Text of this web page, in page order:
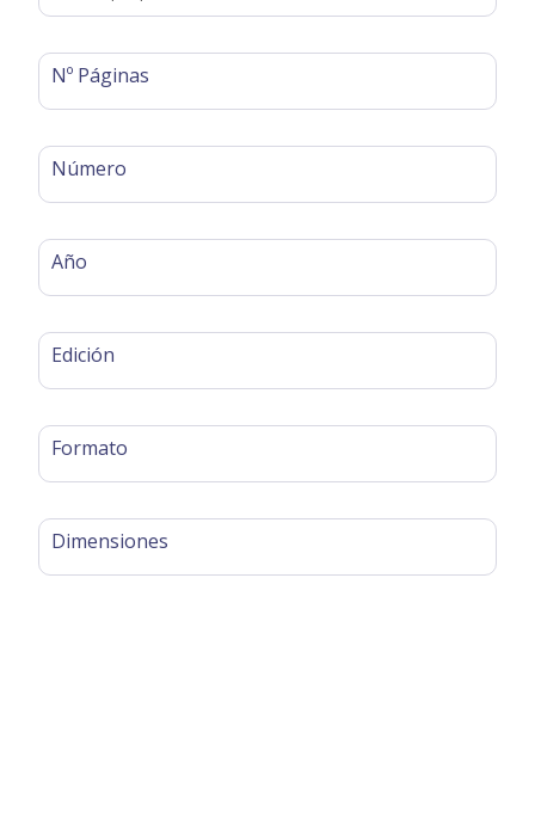
Nº Páginas
Número
Año
Edición
Formato
Dimensiones